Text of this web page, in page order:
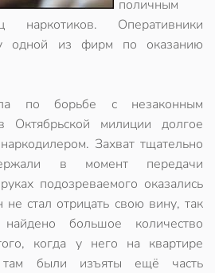
поличным
наркотиков. Оперативники
одной из фирм по оказанию
по борьбе с незаконным
Октябрьской милиции долгое
Захват тщательно
в момент передачи
подозреваемого оказались
стал отрицать свою вину, так
большое количество
когда у него на квартире
там были изъяты ещё часть